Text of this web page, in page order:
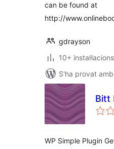
can be found at
http://
gdrayson
10+
S'ha provat
Bitt
WP Simple Plugin